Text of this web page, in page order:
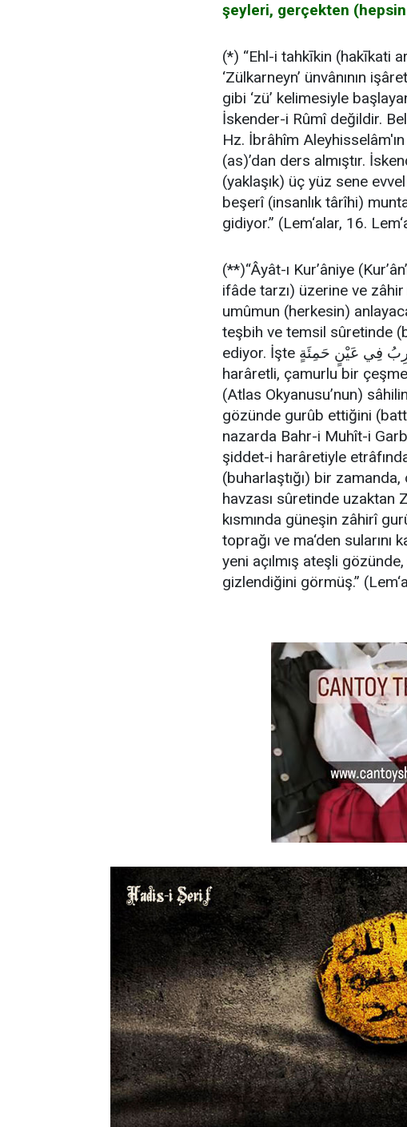
şeyleri, gerçekten
(*) “Ehl-i tahkīkin (hakīkati
‘Zülkarneyn’ ünvânının
gibi ‘zü’ kelimesiyle
İskender-i Rûmî değildir.
Hz. İbrâhîm
(as)’dan ders almıştır.
(yaklaşık) üç yüz sene
beşerî (insanlık târîhi)
gidiyor.” (Lem‘alar, 16.
(**)“Âyât-ı Kur’âniye
ifâde tarzı) üzerine ve
umûmun (herkesin)
teşbih ve temsil sûretinde
ediyor. İşte تَغْرِبُ فِي عَيْنٍ حَمِئَةٍ* [Balçıklı bir suda batıyor] güneşin,
harâretli, çamurlu bir
(Atlas Okyanusu’nun)
gözünde gurûb ettiğini
nazarda Bahr-i Muhît-i
şiddet-i harâretiyle
(buharlaştığı) bir
havzası sûretinde uzaktan
kısmında güneşin zâhirî
toprağı ve ma‘den sularını
yeni açılmış ateşli
gizlendiğini görmüş.”